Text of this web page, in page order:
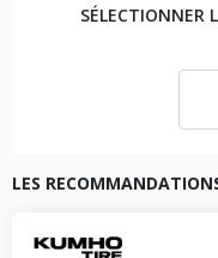
SÉLECTIONNER
LES